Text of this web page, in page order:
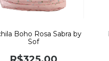
Boho Rosa Sabra by
Sof